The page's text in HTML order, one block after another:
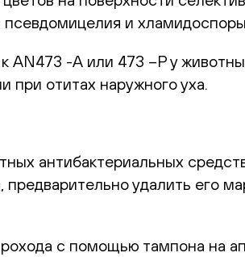
и хламидоспоры.
AN473 -А или 473 –Р у
отитах наружного уха.
антибактериальных
удалить его
с помощью тампона на